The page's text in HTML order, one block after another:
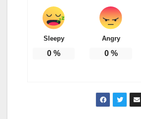
Sleepy
0 %
Angry
0%